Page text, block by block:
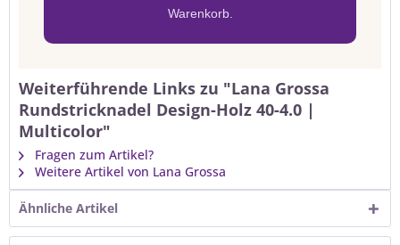
Warenkorb.
Weiterführende Links zu "Lana Grossa
Rundstricknadel Design-Holz 40-4.0 |
Multicolor"
Fragen zum Artikel?
Weitere Artikel von Lana Grossa
Ähnliche Artikel